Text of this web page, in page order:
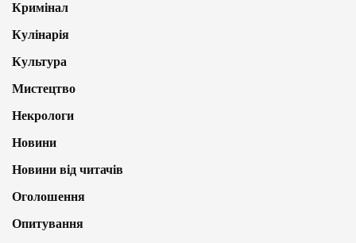
Кримінал
Кулінарія
Культура
Мистецтво
Некрологи
Новини
Новини від читачів
Оголошення
Опитування